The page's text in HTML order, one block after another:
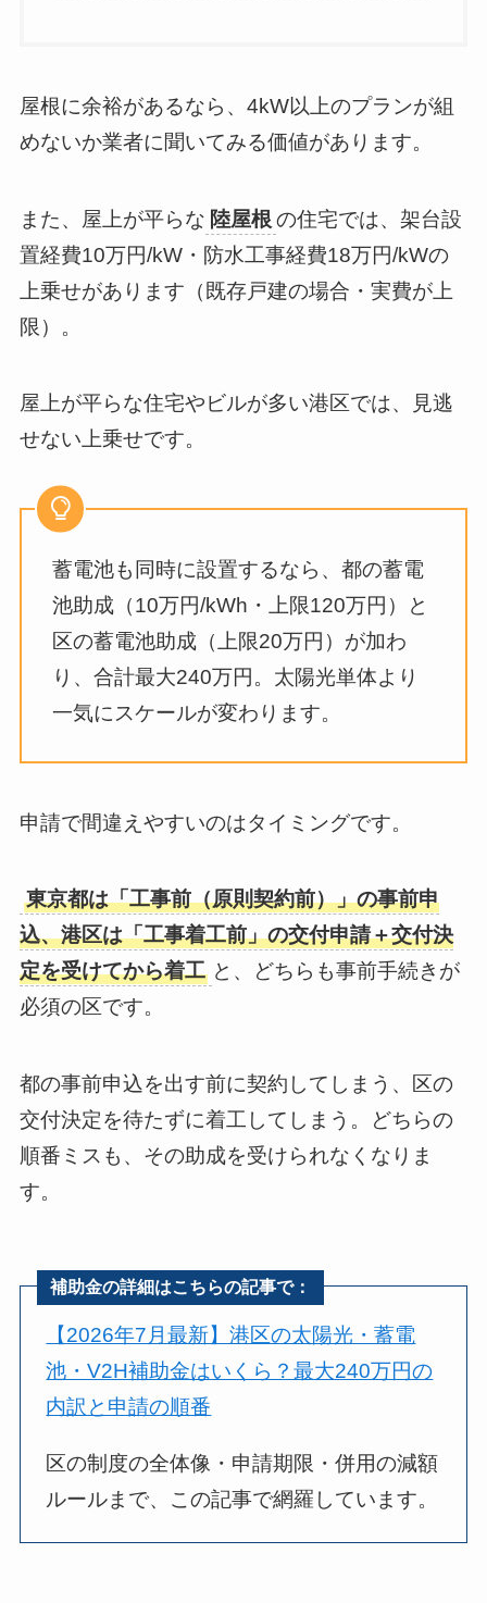
屋根に余裕があるなら、4kW以上のプランが組
めないか業者に聞いてみる価値があります。
また、屋上が平らな 陸屋根 の住宅では、架台設
置経費10万円/kW・防水工事経費18万円/kWの
上乗せがあります（既存戸建の場合・実費が上
限）。
屋上が平らな住宅やビルが多い港区では、見逃
せない上乗せです。
蓄電池も同時に設置するなら、都の蓄電
池助成（10万円/kWh・上限120万円）と
区の蓄電池助成（上限20万円）が加わ
り、合計最大240万円。太陽光単体より
一気にスケールが変わります。
申請で間違えやすいのはタイミングです。
東京都は「工事前（原則契約前）」の事前申
込、港区は「工事着工前」の交付申請＋交付決
定を受けてから着工 と、どちらも事前手続きが
必須の区です。
都の事前申込を出す前に契約してしまう、区の
交付決定を待たずに着工してしまう。どちらの
順番ミスも、その助成を受けられなくなりま
す。
補助金の詳細はこちらの記事で：
【2026年7月最新】港区の太陽光・蓄電
池・V2H補助金はいくら？最大240万円の
内訳と申請の順番
区の制度の全体像・申請期限・併用の減額
ルールまで、この記事で網羅しています。